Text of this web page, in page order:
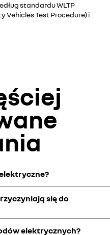
standardu WLTP
Vehicles Test Procedure) i
nie emitują
ekonomiczne w
zapewniają maksymalny
się do
mniej emisji CO2 niż
elektrycznych?